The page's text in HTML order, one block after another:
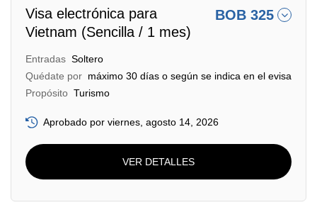
Visa electrónica para
Vietnam (Sencilla / 1 mes)
BOB 325
Entradas Soltero
Quédate por máximo 30 días o según se indica en el evisa
Propósito Turismo
Aprobado por viernes, agosto 14, 2026
VER DETALLES